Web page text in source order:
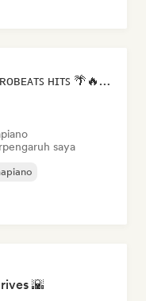
ᴀꜰʀᴏ ᴇᴜᴘʜᴏʀɪᴀ (ᴛᴏᴘ ᴀꜰʀᴏʙᴇᴀᴛꜱ ʜɪᴛꜱ 🌴🔥 2026 )
saya
🌇